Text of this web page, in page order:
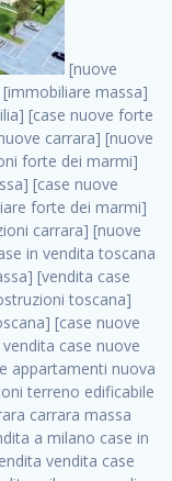
[nuove costruzioni versilia] [vendita case carrara] [immobiliare massa] [case nuove toscana] [case in vendita versilia] [case nuove forte dei marmi] [case in vendita carrara] [case nuove carrara] [nuove costruzioni pietrasanta] [nuove costruzioni forte dei marmi] [immobiliare versilia] [case nuove massa] [case nuove pietrasanta] [case nuove liguria] [immobiliare forte dei marmi] [nuove costruzioni liguria] [nuove costruzioni carrara] [nuove costruzioni massa] [immobiliare carrara] case in vendita toscana [immobiliare liguria] [case in vendita massa] [vendita case massa] [vendita case versilia] [nuove costruzioni toscana] [immobiliare pietrasanta] [immobiliare toscana] [case nuove versilia] nuove costruzioni case nuove in vendita case nuove case in costruzione case nuova costruzione appartamenti nuova costruzione case in vendita nuove costruzioni terreno edificabile nuove costruzioni milano marina di carrara carrara massa massa carrara toscana versilia case in vendita a milano case in vendita a roma appartamenti nuovi in vendita vendita case milano case in vendita torino case in vendita milano case di nuova costruzione nuove costruzioni roma case in vendita roma , case in vendita tiburtina . vendita case roma vendita case torino villette nuova costruzione vendita case privati cerco casa milano vendita case impresa edile vendita case genova vendita immobili vendita case nuove cerco casa ville nuova costruzione annunci case in vendita case in vendita nuova costruzione nuove case in vendita case in vendita da privati villette a schiera cerco casa in vendita case in affitto vendita nuove costruzioni costruire case affitto affitto negozio milano cerco casa roma cerco casa nuova costruzione appartamenti in costruzione, case in vendita tiburtina . case nuove vendita case in vendita nuove case nuove milano nuove costruzioni morena case in vendita costruzioni case case in vendita tor vergata nuova annunci vendita case case in vendita milano centro, case in vendita tiburtina . vendita case nuova costruzione case in vendita privati agenzia immobiliare appartamenti di nuova costruzione ville in costruzione case in vendita a opera nuova costruzione nuove costruzioni torino, case in vendita tiburtina . appartamenti nuovi impresa edile roma trova casa costruzioni nuove appartamenti in affitto cantieri in costruzione, case in vendita tiburtina . immobiliare nuove costruzioni case in vendita dragona appartamenti in vendita siti vendita case case in vendita roma nord nuovi costruzioni ville nuove in vendita nuove costruzioni in vendita trovocasa cerco casa affitto villette in vendita nuove costruzioni immobiliari nuove costruzioni bologna toscano immobiliare palermo nuovi appartamenti vendita case dragona nuova costruzione case in vendita villaggio prenestino, case in vendita tiburtina . case in vendita dal costruttore imprese edili torino nuove costruzioni firenze immobiliare case nuove in costruzione toscano immobiliare milano, case in vendita tiburtina . casanuova case in vendita acilia dragona case in vendita di nuova costruzione case in vendita da costruttore nuove costruzioni eur case e cantieri appartamenti in vendita nuova costruzione case in vendita a dragona roma case in vendita nuove case in costruzione porta portese immobiliare appartamenti cerco casa disperatamente case in vendita torresina cascine in vendita vendita immobili roma, case in vendita tiburtina . milano nuove costruzioni morena case in vendita costruzioni edili nuove costruzioni catania visure catastali on line gratis nuove costruzioni monza case in costruzione milano, case in vendita tiburtina . nuove costruzioni boccea vendita immobili milano attico immobiliare roma vendita imprese edili bergamo impresa edile bologna case in vendita a classe appartamento nuovo nuove costruzioni pietralata case costruzione case in vendita roma sud nuove costruzioni residenziali a milano appartamenti nuova costruzione milano case in vendita boccea case in vendita morena nuove costruzioni vendita immobili privati, case in vendita tiburtina . comprare casa nuova costruzione case in vendita con leasing case in vendita ostia antica case nuova costruzione milano appartamenti nuovi milano case nuove roma nuove costruzioni bari edilizia convenzionata case in vendita a tortona villaggio prenestino case in vendita toscano immobiliare professione casa nuove costruzioni parma impresa costruzioni nuove case nuove costruzioni bergamo vendita immobili torino ville di nuova costruzione solo affitti appartamento nuovo in vendita appartamenti nuova costruzione roma case nuova costruzione roma, case in vendita tiburtina . nuove costruzioni a milano case in costruzione roma impresa di costruzioni grimaldi immobiliare costruzioni villetta nuova costruzione case in vendita da imprese edili cerco casa a acquisto casa in costruzione nuove costruzioni mare costruzioni immobiliari cantieri nuove costruzioni acquisto casa nuova costruzione nuove costruzioni padova comprare casa in costruzione impresa edile napoli nuove costruzioni pescara casa risorse immobiliari, case in vendita tiburtina . immobili in costruzione villette nuove villette nuove in vendita gabetti imprese edili verona nuove costruzioni milano sud nuovi immobili nuove costruzioni legnano, case in vendita tiburtina . cantieri nuove costruzioni milano villa nuova case vendita nuove costruzioni appartamenti in vendita nuovi immobili nuovi costruttori case imprese edili brescia nuovi appartamenti milano case in vendita selva nera casa nuova retecasa case nuova costruzione in vendita monolocale imprese edili firenze imprese edili padova frimm vendita case dragona nuove costruzioni vendita imprese edili parma imprese di costruzioni milano immobiliare toscano frimm immobiliare roma case case dal costruttore acquisto terreno agricolo imprese edili italiane roma vende casa case nuove a milano nuove costruzioni a roma imprese costruzioni roma cerco casa nuova immobili di nuova costruzione case in vendita castelverde roma impresa edile palermo rent to buy roma nuove costruzioni, case in vendita tiburtina . tempocasa case in vendita a riscatto nuove costruzioni varese nuove costruzioni bolzano vendita case in costruzione nuove costruzioni lecce cantiere milano costruire villa imprese edili treviso impresa edile catania case in vendita roma tiburtina vendita appartamenti nuova costruzione vendita immobili commerciali case nuove in vendita milano nuove costruzioni seregno cerca casa vendita cerco casa milano vendita nuove costruzioni milano ovest vendita case nuove milano imprese edili modena nuove costruzioni milano centro case in vendita aranova nuove abitazioni, case in vendita tiburtina ., case in vendita tiburtina . nuove costruzioni brescia nuove costruzioni como appartamenti nuovi in vendita a milano case in vendita bologna nuove costruzioni appartamenti in vendita milano nuova costruzione imprese edili como morena nuove costruzioni nuove costruzioni case vendita appartamenti nuovi nuove costruzioni salerno eurekasa villette in costruzione bilocali nuovi case nuove in vendita a roma case in vendita con permuta nuove costruzioni trento impresa edile varese imprese costruzioni milano imprese edili venezia case in vendita prenestina imprese edili spa nuove costruzioni gallarate roma nuove costruzioni case in nuova costruzione nuovi case nuove in vendita a milano nuove costruzioni loano nuovi cantieri milano imprese edili novara case in vendita roma est imprese di costruzioni roma appartamenti in costruzione milano nuovi cantieri cerco casa vendita milano nuove costruzioni brugherio vendita case da imprese edili imprese edili udine nuove costruzioni direttamente dal costruttore imprese edili vicenza case in vendita a loano nuova costruzione nuove villette prezzi case nuove case in vendita in costruzione compravendita terreno agricolo cantiere, case in vendita tiburtina . case in vendita milano navigli costruzione nuova casa costruzioni nuove milano nuove costruzioni roma rent to buy nuove costruzioni taranto palazzo in costruzione vendita appartamenti nuova costruzione milano centro costruzioni milano case in vendita milano nuove costruzioni case in vendita milano sud impresa edile como case nuove a roma boccea case in vendita imprese edili trento nuove costruzioni buccinasco case in costruzione a milano nuove costruzioni ripamonti case in vendita a salerno nuove costruzioni nuove residenze milano case nuove vendita milano nuove costruzioni milano nord nuove costruzioni livorno vendita nuove costruzioni roma nuove costruzioni liguria costruzioni roma cerco casa roma vendita nuove costruzioni classe a impresa edile rimini nuovi annunci case in vendita nuove costruzioni magenta todini costruzioni case grezze in vendita vendita appartamenti nuovi milano case in vendita gallaratese milano nuove costruzioni arezzo, case in vendita tiburtina . case in vendita castelverde case nuove dal costruttore nuovo appartamento nuove costruzioni desenzano imprese edili lombardia imprese edili veneto appartamenti in costruzione roma case vendita pescara nuove costruzioni case in vendita ad acilia imprese edili verona e provincia nuove costruzioni desio appartamenti classe a milano firenze nuove costruzioni pirelli re immobiliare grandi imprese di costruzioni case in vendita torresina roma case in vendita navigli milano nuove costruzioni roma centro nuovecostruzioni appartamenti nuovi a milano impresa edile ancona nuove residenze dragona case in vendita nuove costruzioni brindisi vendita nuove costruzioni milano case in vendita arredate nuove case milano case nuove mil